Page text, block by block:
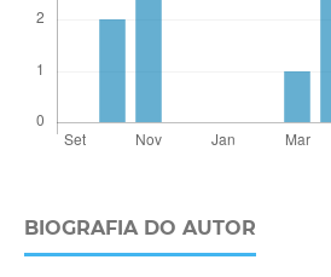
BIOGRAFIA DO AUTOR